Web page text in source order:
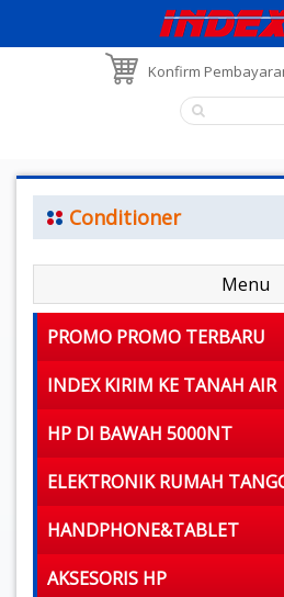
Konfirm
Conditioner
Menu
PROMO PROMO TERBARU
INDEX KIRIM KE TANAH AIR
HP DI BAWAH 5000NT
ELEKTRONIK RUMAH
HANDPHONE&TABLET
AKSESORIS HP